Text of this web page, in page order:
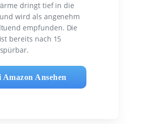
dringt tief in die
wird als angenehm
empfunden. Die
bereits nach 15
Amazon Ansehen